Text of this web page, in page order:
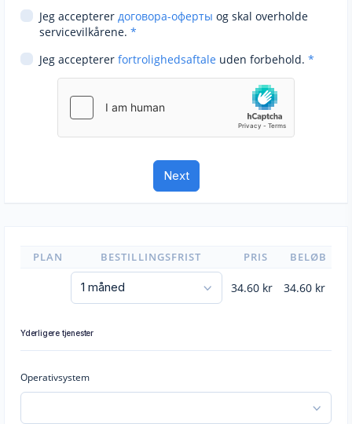
Jeg accepterer договора-оферты og skal overholde
servicevilkårene. *
Jeg accepterer fortrolighedsaftale uden forbehold. *
PLAN BESTILLINGSFRIST PRIS BELØB
34.60kr 34.60kr
Yderligere tjenester
Operativsystem